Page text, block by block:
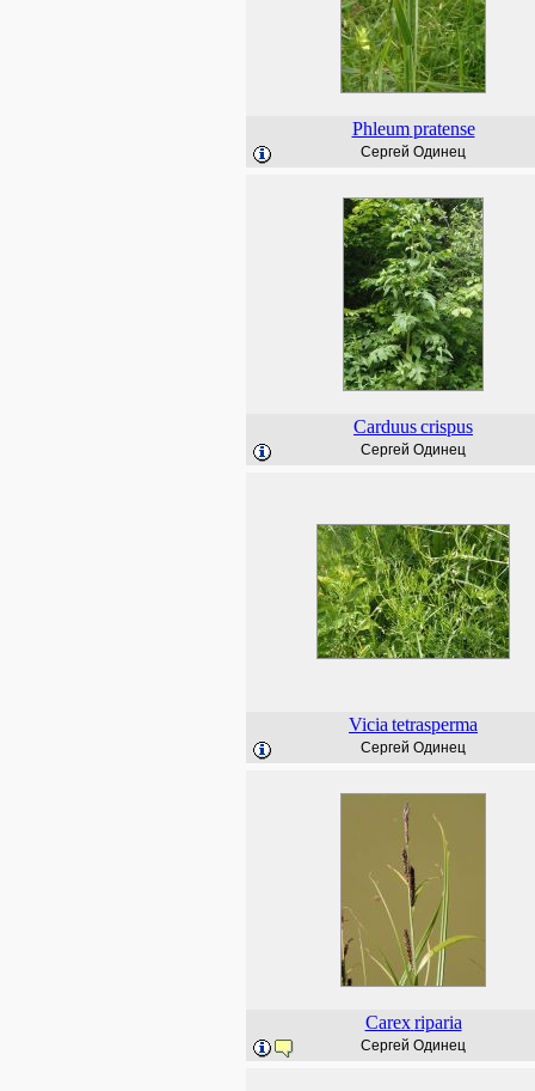
Phleum pratense
Сергей Одинец
Carduuscrispus
Сергей Одинец
Vicia tetrasperma
Сергей Одинец
Carex riparia
Сергей Одинец